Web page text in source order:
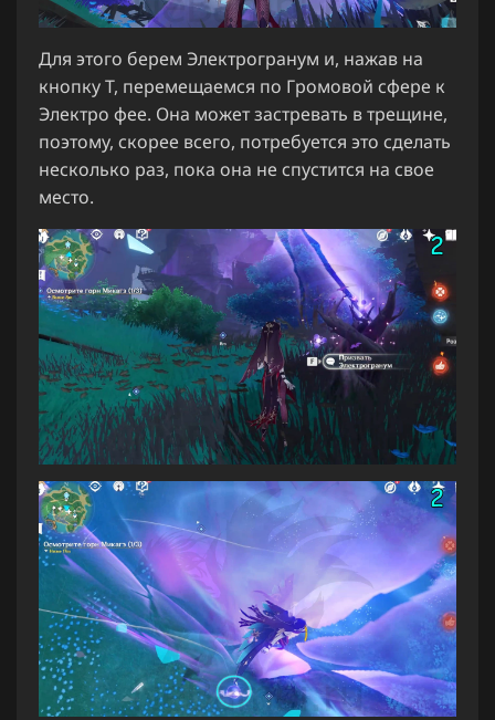
Для этого берем Электрогранум и, нажав на
кнопку T, перемещаемся по Громовой сфере к
Электро фее. Она может застревать в трещине,
поэтому, скорее всего, потребуется это сделать
несколько раз, пока она не спустится на свое
место.